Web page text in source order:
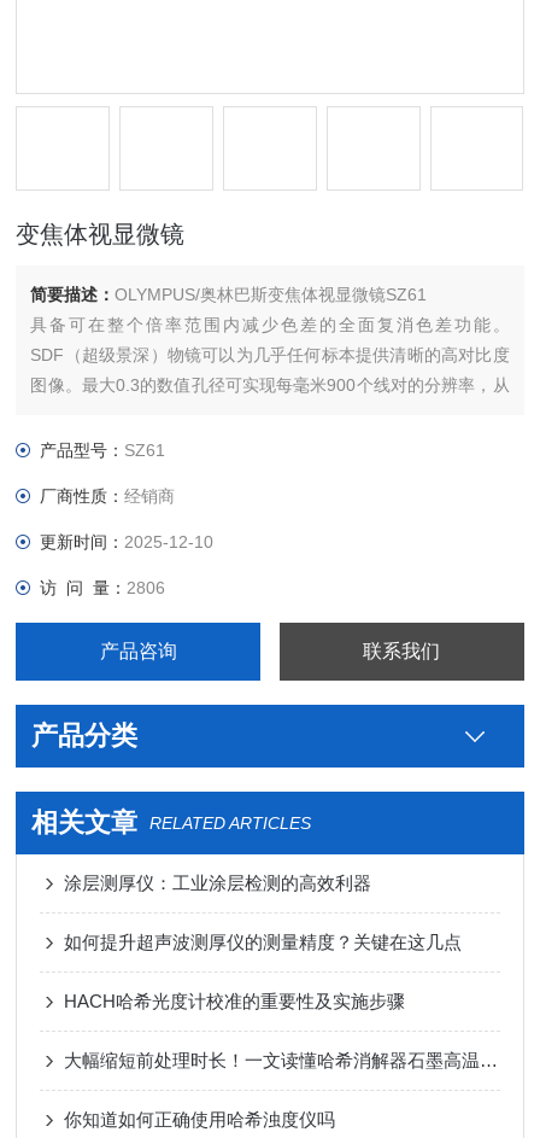
变焦体视显微镜
简要描述：OLYMPUS/奥林巴斯变焦体视显微镜SZ61
具备可在整个倍率范围内减少色差的全面复消色差功能。
SDF（超级景深）物镜可以为几乎任何标本提供清晰的高对比度
图像。最大0.3的数值孔径可实现每毫米900个线对的分辨率，从
的分辨率以及倍率可以让您的工作更高效、精确。
产品型号： SZ61
厂商性质：经销商
更新时间： 2025-12-10
访 问 量： 2806
产品咨询 联系我们
产品分类
相关文章 RELATED ARTICLES
涂层测厚仪：工业涂层检测的高效利器
如何提升超声波测厚仪的测量精度？关键在这几点
HACH哈希光度计校准的重要性及实施步骤
大幅缩短前处理时长！一文读懂哈希消解器石墨高温消解原理
你知道如何正确使用哈希浊度仪吗